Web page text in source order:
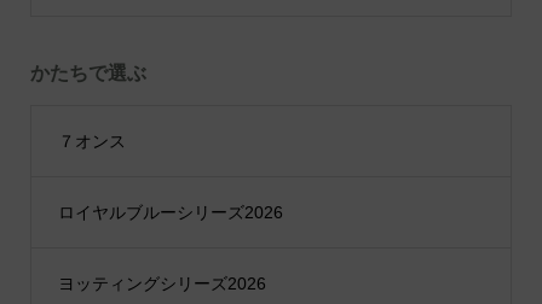
かたちで選ぶ
７オンス
ロイヤルブルーシリーズ2026
ヨッティングシリーズ2026